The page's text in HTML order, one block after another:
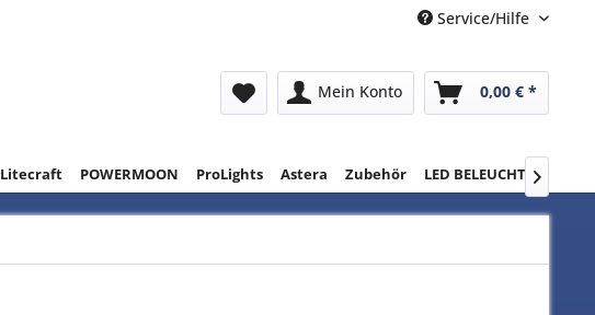
Service/Hilfe
Mein Konto 0,00 € *
Litecraft POWERMOON ProLights Astera Zubehör LED BELEUCHTUNG
